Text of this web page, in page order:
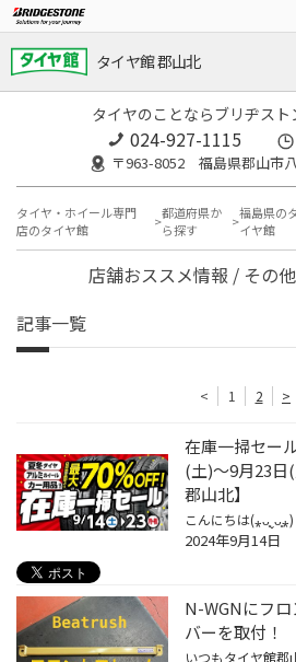
タイヤ館 郡山北
タイヤのことならブリヂス
024-927-1115
〒963-8052 福島県郡山市
タイヤ・ホイール専門
店のタイヤ館
都道府県か
ら探す
福島県の
イヤ館
店舗おススメ情報 / その
記事一覧
< 1 2 >
在庫一掃セー
(土)〜9月23
郡山北】
2024年9月14日
N-WGNにフ
バーを取付！